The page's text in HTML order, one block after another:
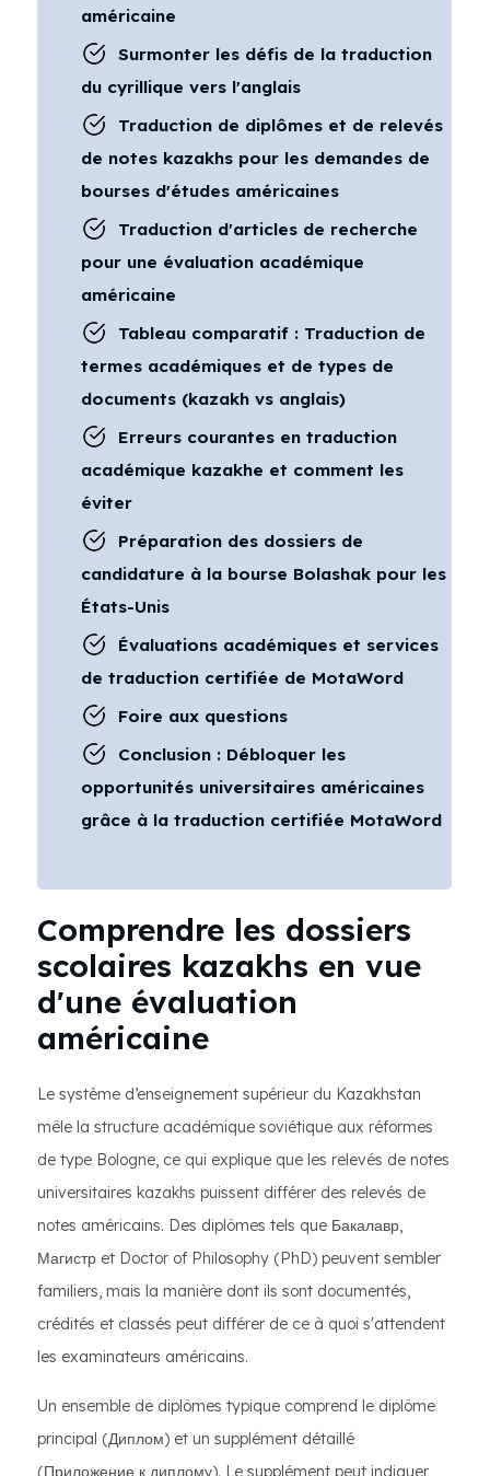
américaine
Surmonter les défis de la traduction
du cyrillique vers l'anglais
Traduction de diplômes et de relevés
de notes kazakhs pour les demandes de
bourses d'études américaines
Traduction d'articles de recherche
pour une évaluation académique
américaine
Tableau comparatif : Traduction de
termes académiques et de types de
documents (kazakh vs anglais)
Erreurs courantes en traduction
académique kazakhe et comment les
éviter
Préparation des dossiers de
candidature à la bourse Bolashak pour les
États-Unis
Évaluations académiques et services
de traduction certifiée de MotaWord
Foire aux questions
Conclusion : Débloquer les
opportunités universitaires américaines
grâce à la traduction certifiée MotaWord
Comprendre les dossiers
scolaires kazakhs en vue
d'une évaluation
américaine
Le système d’enseignement supérieur du Kazakhstan
mêle la structure académique soviétique aux réformes
de type Bologne, ce qui explique que les relevés de notes
universitaires kazakhs puissent différer des relevés de
notes américains. Des diplômes tels que Бакалавр,
Магистр et Doctor of Philosophy (PhD) peuvent sembler
familiers, mais la manière dont ils sont documentés,
crédités et classés peut différer de ce à quoi s'attendent
les examinateurs américains.
Un ensemble de diplômes typique comprend le diplôme
principal (Диплом) et un supplément détaillé
(Приложение к диплому). Le supplément peut indiquer